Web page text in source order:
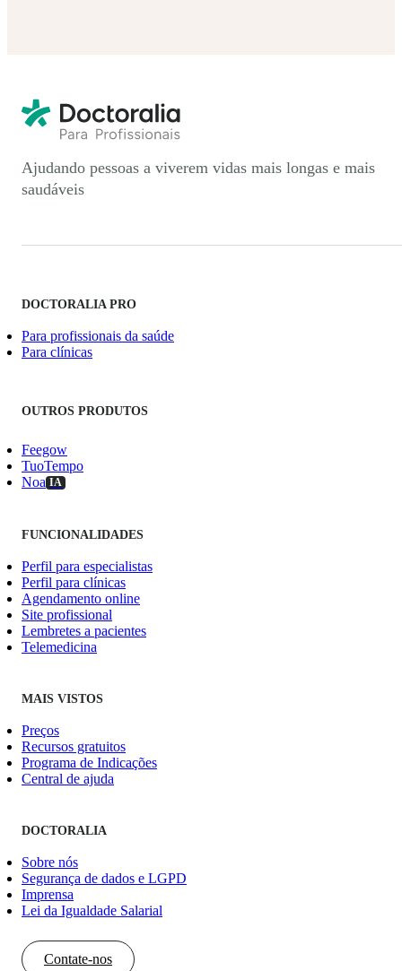
Ajudando pessoas a viverem vidas mais longas e mais
saudáveis
DOCTORALIA PRO
Para profissionais da saúde
Para clínicas
OUTROS PRODUTOS
Feegow
TuoTempo
Noa IA
FUNCIONALIDADES
Perfil para especialistas
Perfil para clínicas
Agendamento online
Site profissional
Lembretes a pacientes
Telemedicina
MAIS VISTOS
Preços
Recursos gratuitos
Programa de Indicações
Central de ajuda
DOCTORALIA
Sobre nós
Segurança de dados e LGPD
Imprensa
Lei da Igualdade Salarial
Contate-nos